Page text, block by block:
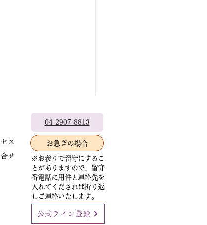
せ
住職が葬儀へ行くた
お詫び申しあげます。
って以来初めてのこと
ます。 他寺院で聞く
講師の都合でキャンセ
講師が代わりを見つけ
いうのが礼儀だそうで
04-2907-8813
お急ぎの場合
ス
せ
※お参りで留守にするこ
とがありますので、留守
番電話に用件と連絡先を
入れてくだされば折り返
しご連絡いたします。
公式ライン登録